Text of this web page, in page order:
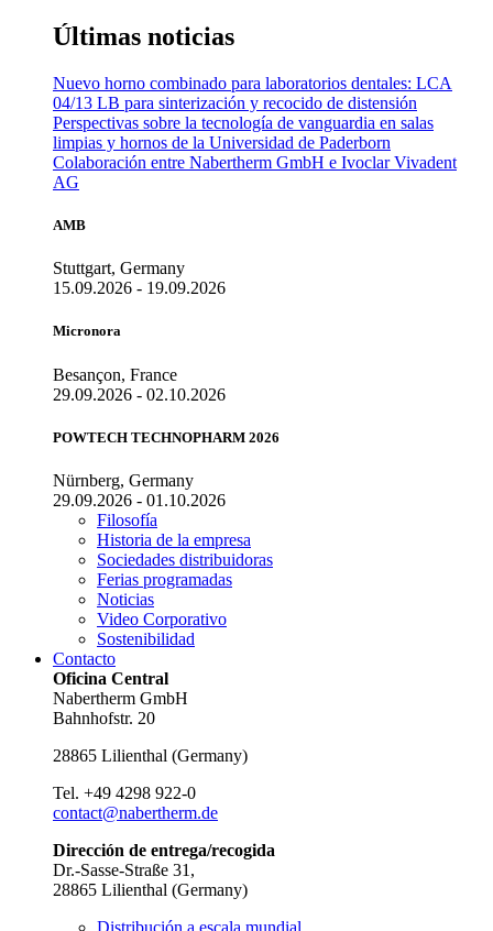
Últimas noticias
Nuevo horno combinado para laboratorios dentales: LCA
04/13 LB para sinterización y recocido de distensión
Perspectivas sobre la tecnología de vanguardia en salas
limpias y hornos de la Universidad de Paderborn
Colaboración entre Nabertherm GmbH e Ivoclar Vivadent
AG
AMB
Stuttgart, Germany
15.09.2026 - 19.09.2026
Micronora
Besançon, France
29.09.2026 - 02.10.2026
POWTECH TECHNOPHARM 2026
Nürnberg, Germany
29.09.2026 - 01.10.2026
Filosofía
Historia de la empresa
Sociedades distribuidoras
Ferias programadas
Noticias
Video Corporativo
Sostenibilidad
Contacto
Oficina Central
Nabertherm GmbH
Bahnhofstr. 20
28865 Lilienthal (Germany)
Tel. +49 4298 922-0
contact@nabertherm.de
Dirección de entrega/recogida
Dr.-Sasse-Straße 31,
28865 Lilienthal (Germany)
Distribución a escala mundial